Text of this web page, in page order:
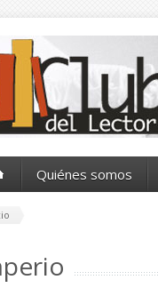
Quiénes somos